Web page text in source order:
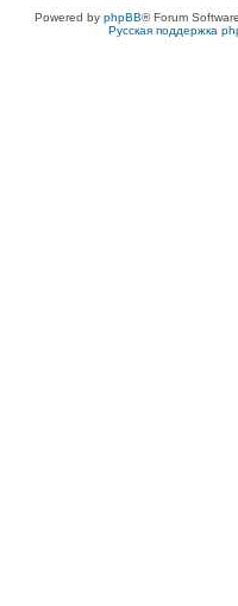
Powered by phpBB® Forum
Русская поддержка